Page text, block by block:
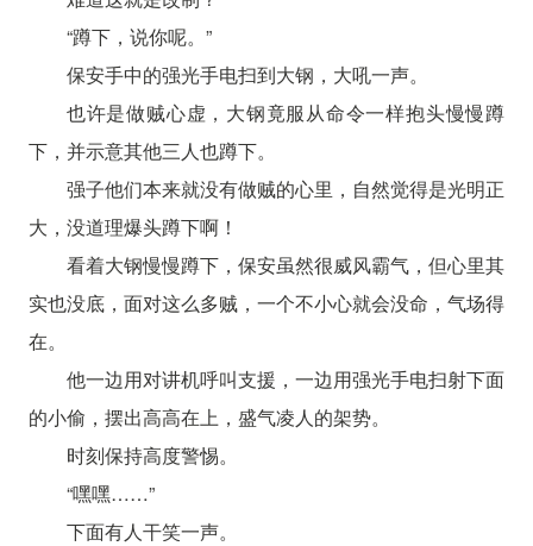
“蹲下，说你呢。”
保安手中的强光手电扫到大钢，大吼一声。
也许是做贼心虚，大钢竟服从命令一样抱头慢慢蹲
下，并示意其他三人也蹲下。
强子他们本来就没有做贼的心里，自然觉得是光明正
大，没道理爆头蹲下啊！
看着大钢慢慢蹲下，保安虽然很威风霸气，但心里其
实也没底，面对这么多贼，一个不小心就会没命，气场得
在。
他一边用对讲机呼叫支援，一边用强光手电扫射下面
的小偷，摆出高高在上，盛气凌人的架势。
时刻保持高度警惕。
“嘿嘿……”
下面有人干笑一声。